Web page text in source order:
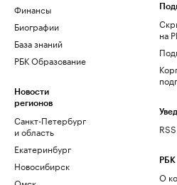
Финансы
Биографии
База знаний
РБК Образование
Новости
регионов
Санкт-Петербург
и область
Екатеринбург
Новосибирск
на
РБК
О